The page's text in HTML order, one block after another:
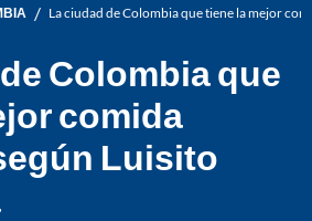
/ La ciudad de Colombia que tiene la mejor
Colombia que
comida
Luisito